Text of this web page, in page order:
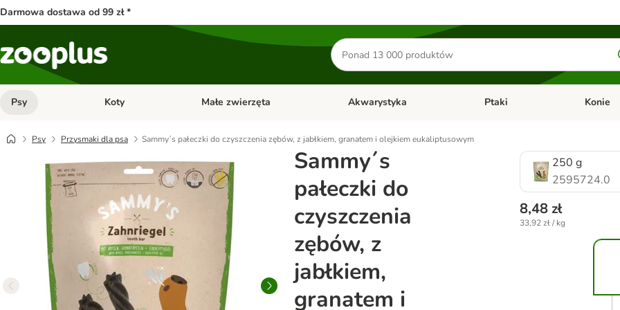
Darmowa dostawa od 99 zł *
Szukaj
produktów
Psy Otwórz menu kategorii: Psy
Koty Otwórz menu kategorii: Koty
Małe zwierzęta Otwórz menu kategorii: Małe zwierzęta
Akwarystyka Otwórz menu kategorii:
Ptaki Otwórz
Konie
Psy Przysmaki dla psa Sammy´s pałeczki do czyszczenia zębów, z jabłkiem, granatem i olejkiem eukaliptusowym
Sammy´s
pałeczki do
czyszczenia
zębów, z
jabłkiem,
granatem i
250 g
2595724.0
8,48 zł
33,92 zł / kg